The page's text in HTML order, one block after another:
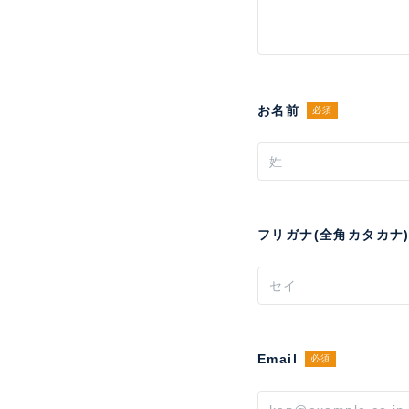
お名前 必須
フリガナ(全角カタカナ)
Email 必須